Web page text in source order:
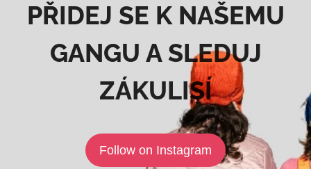
PŘIDEJ SE K NAŠEMU
GANGU A SLEDUJ
ZÁKULISÍ
Follow on Instagram